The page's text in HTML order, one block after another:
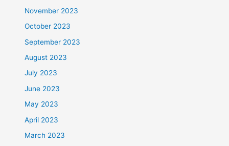
November 2023
October 2023
September 2023
August 2023
July 2023
June 2023
May 2023
April 2023
March 2023